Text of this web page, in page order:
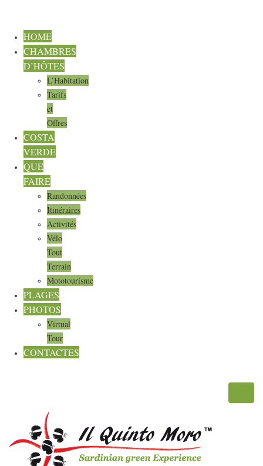
HOME
CHAMBRES
D’HÔTES
L’Habitation
Tarifs
et
Offres
COSTA
VERDE
QUE
FAIRE
Randonnées
Itinéraires
Activités
Vélo
Tout
Terrain
Mototourisme
PLAGES
PHOTOS
Virtual
Tour
CONTACTES